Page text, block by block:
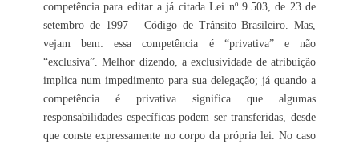
competência para editar a já citada Lei nº 9.503, de 23 de
setembro de 1997 – Código de Trânsito Brasileiro. Mas,
vejam bem: essa competência é “privativa” e não
“exclusiva”. Melhor dizendo, a exclusividade de atribuição
implica num impedimento para sua delegação; já quando a
competência é privativa significa que algumas
responsabilidades específicas podem ser transferidas, desde
que conste expressamente no corpo da própria lei. No caso